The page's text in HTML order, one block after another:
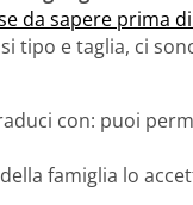
da sapere prima
tipo e taglia, ci
con: puoi
famiglia lo